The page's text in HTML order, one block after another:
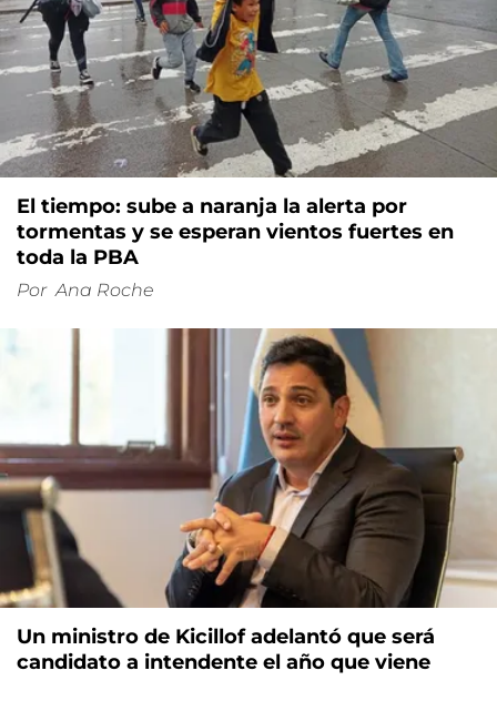
El tiempo: sube a naranja la alerta por
tormentas y se esperan vientos fuertes en
toda la PBA
Por Ana Roche
Un ministro de Kicillof adelantó que será
candidato a intendente el año que viene